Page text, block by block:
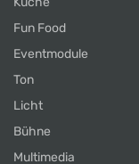
Fun Food
Eventmodule
Ton
Licht
Bühne
Multimedia